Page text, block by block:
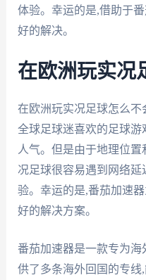
体验。幸运的是,借助于
好的解决。
在欧洲玩实况
在欧洲玩实况足球怎么不
全球足球迷喜欢的足球
人气。但是由于地理位
况足球很容易遇到网络
验。幸运的是,番茄加速
好的解决方案。
番茄加速器是一款专为
供了多条海外回国的专